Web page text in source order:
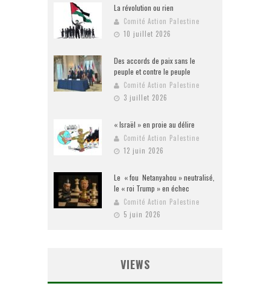
La révolution ou rien
Comité Action Palestine
10 juillet 2026
Des accords de paix sans le
peuple et contre le peuple
Comité Action Palestine
3 juillet 2026
« Israël » en proie au délire
Comité Action Palestine
12 juin 2026
Le « fou Netanyahou » neutralisé,
le « roi Trump » en échec
Comité Action Palestine
5 juin 2026
VIEWS